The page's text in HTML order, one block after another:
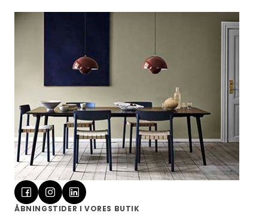
ÅBNINGSTIDER I VORES BUTIK